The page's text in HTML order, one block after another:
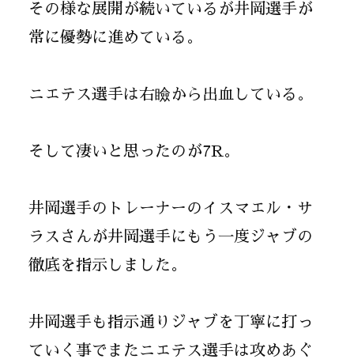
その様な展開が続いているが井岡選手が
常に優勢に進めている。
ニエテス選手は右瞼から出血している。
そして凄いと思ったのが7R。
井岡選手のトレーナーのイスマエル・サ
ラスさんが井岡選手にもう一度ジャブの
徹底を指示しました。
井岡選手も指示通りジャブを丁寧に打っ
ていく事でまたニエテス選手は攻めあぐ